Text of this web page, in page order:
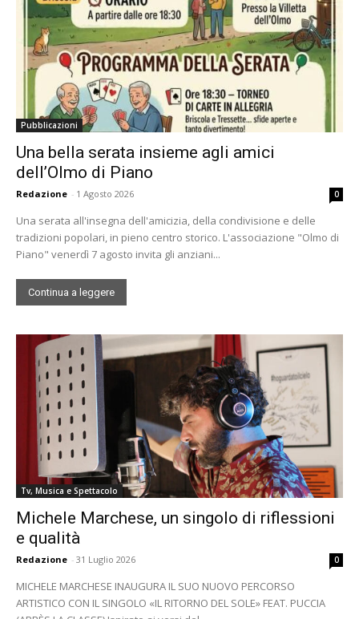
Pubblicazioni
Una bella serata insieme agli amici
dell’Olmo di Piano
Redazione - 1 Agosto 2026 0
Una serata all'insegna dell'amicizia, della condivisione e delle
tradizioni popolari, in pieno centro storico. L'associazione "Olmo di
Piano" venerdì 7 agosto invita gli anziani...
Continua a leggere
Tv, Musica e Spettacolo
Michele Marchese, un singolo di riflessioni
e qualità
Redazione - 31 Luglio 2026 0
MICHELE MARCHESE INAUGURA IL SUO NUOVO PERCORSO
ARTISTICO CON IL SINGOLO «IL RITORNO DEL SOLE» FEAT. PUCCIA